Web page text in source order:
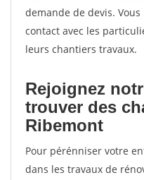
demande de devis.
contact avec les
leurs chantiers travaux.
Rejoignez
trouver des
Ribemont
Pour pérénniser votre
dans les travaux de